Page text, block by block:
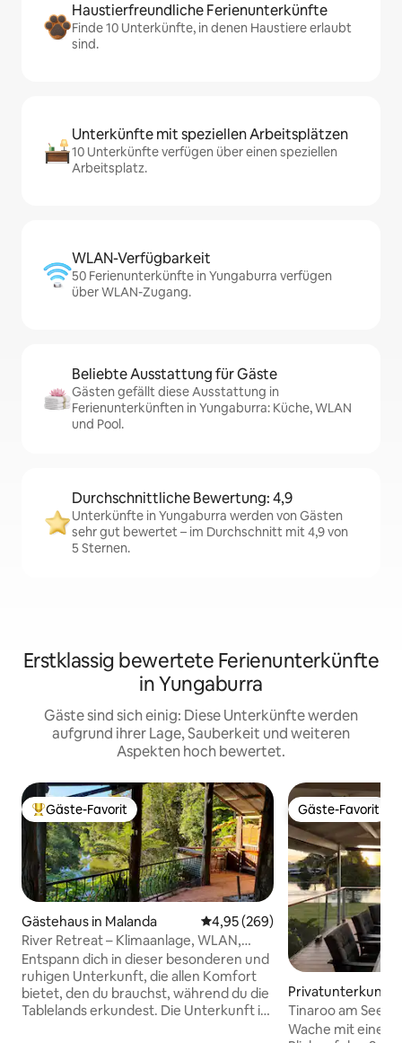
Haustierfreundliche Ferienunterkünfte
Finde 10 Unterkünfte, in denen Haustiere erlaubt
sind.
Unterkünfte mit speziellen Arbeitsplätzen
10 Unterkünfte verfügen über einen speziellen
Arbeitsplatz.
WLAN-Verfügbarkeit
50 Ferienunterkünfte in Yungaburra verfügen
über WLAN-Zugang.
Beliebte Ausstattung für Gäste
Gästen gefällt diese Ausstattung in
Ferienunterkünften in Yungaburra: Küche, WLAN
und Pool.
Durchschnittliche Bewertung: 4,9
Unterkünfte in Yungaburra werden von Gästen
sehr gut bewertet – im Durchschnitt mit 4,9 von
5 Sternen.
Erstklassig bewertete Ferienunterkünfte
in Yungaburra
Gäste sind sich einig: Diese Unterkünfte werden
aufgrund ihrer Lage, Sauberkeit und weiteren
Aspekten hoch bewertet.
Beliebter Gäste-Favorit.
Gäste-Favorit
Gästehaus in Malanda Durchschnittliche Bewertung:
4,95 (269)
River Retreat – Klimaanlage, WLAN,
Feuerstelle und Aussicht!
Entspann dich in dieser besonderen und
ruhigen Unterkunft, die allen Komfort
bietet, den du brauchst, während du die
Tablelands erkundest. Die Unterkunft ist
Gäste-Favorit
Gäste-Favorit
Privatunterkunft
urra
Tinaroo am See,
Stadt
Wache mit